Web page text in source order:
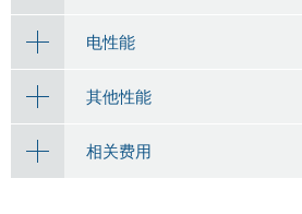
电性能
其他性能
相关费用